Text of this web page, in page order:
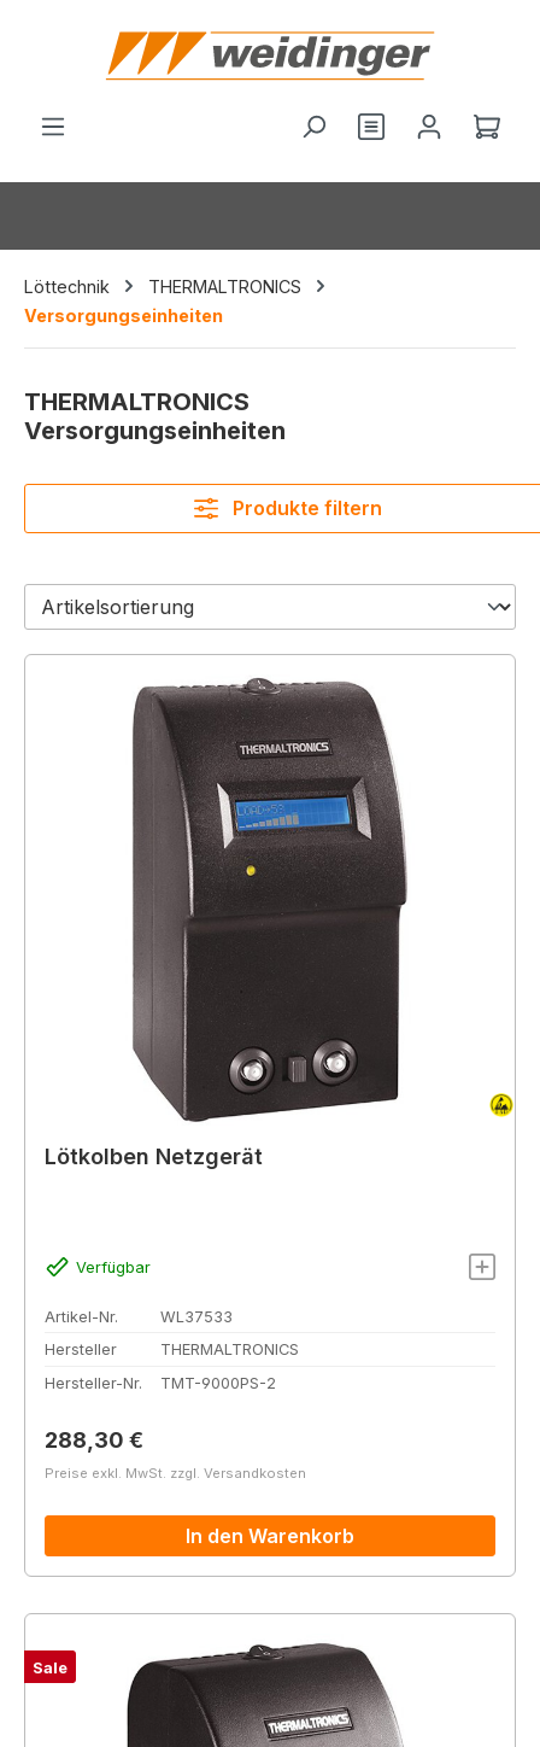
springen
Du hast 0
Löttechnik
THERMALTRONICS
Versorgungseinheiten
THERMALTRONICS
Versorgungseinheiten
Produkte filtern
Lötkolben Netzgerät
Verfügbar
Artikel-Nr.
WL37533
Hersteller
THERMALTRONICS
Hersteller-Nr.
TMT-9000PS-2
Regulärer Preis:
288,30 €
Preise exkl. MwSt. zzgl. Versandkosten
In den Warenkorb
Sale